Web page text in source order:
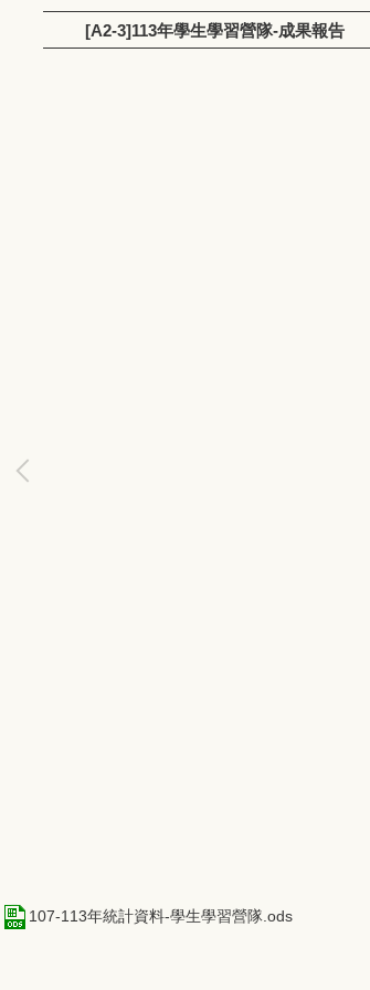
[A2-3]113年學生學習營隊-成果報告
107-113年統計資料-學生學習營隊.ods